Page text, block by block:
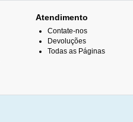
Atendimento
Contate-nos
Devoluções
Todas as Páginas